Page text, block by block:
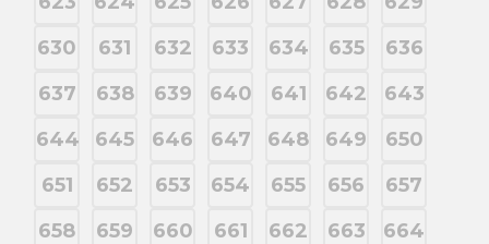
630
631 632 633 634 635
636
637
638 639 640 641 642
643
644
645 646 647 648 649
650
651
652 653 654 655 656
657
658
659 660 661 662 663
664